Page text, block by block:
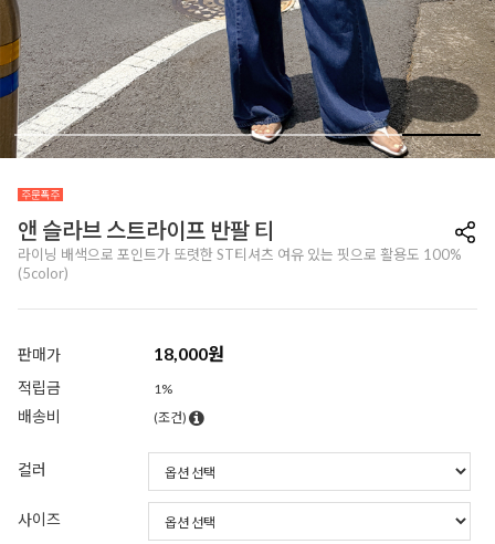
앤 슬라브 스트라이프 반팔 티
라이닝 배색으로 포인트가 또렷한 ST티셔츠 여유 있는 핏으로 활용도 100%
(5color)
판매가 18,000원
적립금 1%
배송비 (조건)
컬러
사이즈